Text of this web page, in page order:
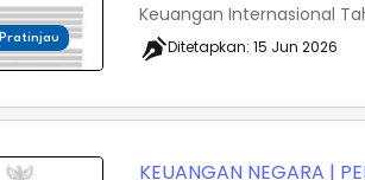
Pratinjau
Keuangan Internasional
Ditetapkan:15 Jun 2026
KEUANGAN NEGARA |